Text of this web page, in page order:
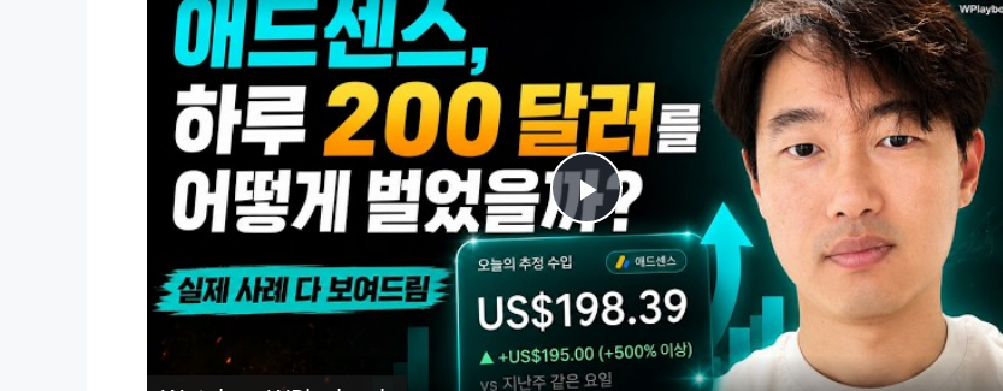
P
l
a